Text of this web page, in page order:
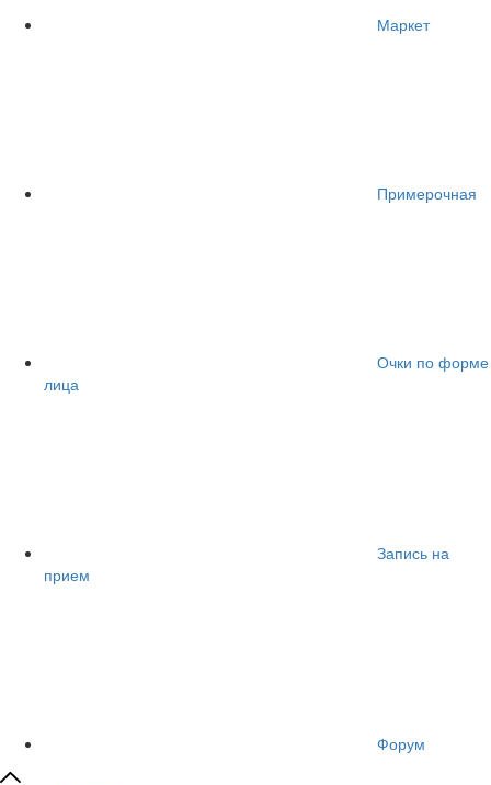
Маркет
Примерочная
Очки по форме
лица
Запись на
прием
Форум